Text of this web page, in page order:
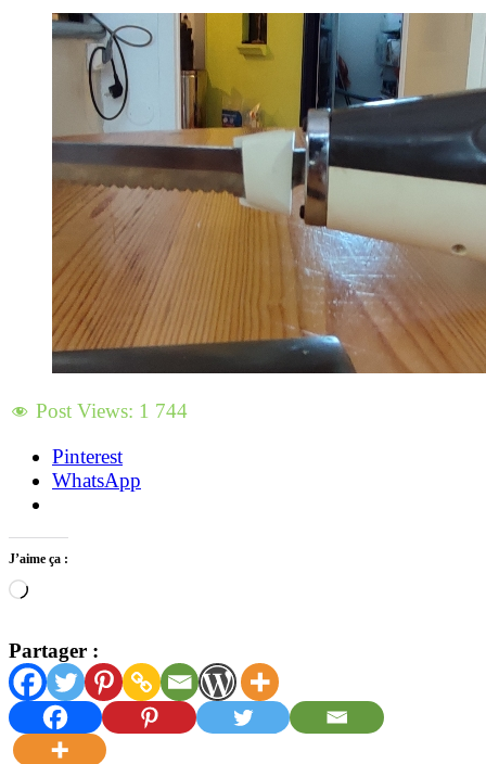
Post Views: 1 744
Pinterest
WhatsApp
J’aime ça :
Chargement…
Partager :